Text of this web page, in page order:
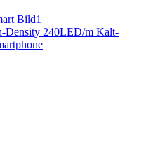
Density 240LED/m Kalt-